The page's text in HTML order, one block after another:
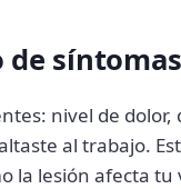
de síntomas
nivel de
al trabajo.
la lesión afecta tu